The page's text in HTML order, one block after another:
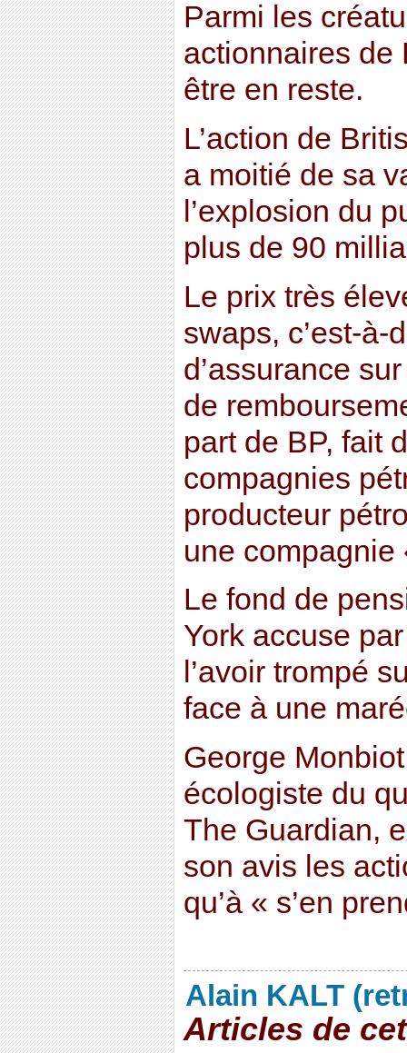
Parmi les
actionnaires de
être en reste.
L’action de
a moitié de sa
l’explosion du
plus de 90
Le prix très
swaps, c’est-à-
d’assurance
de
part de BP, fait
compagnies
producteur
une compagnie
Le fond de
York accuse
l’avoir trompé
face à une
George
écologiste du
The Guardian,
son avis les
qu’à « s’en
Alain KALT
Articles de